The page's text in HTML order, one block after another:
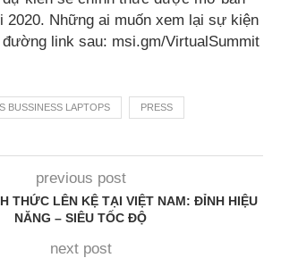
2020. Những ai muốn xem lại sự kiện
link sau: msi.gm/VirtualSummit
BUSSINESS LAPTOPS PRESS
previous post
THỨC LÊN KỆ TẠI VIỆT NAM: ĐỈNH HIỆU
NĂNG – SIÊU TỐC ĐỘ
next post